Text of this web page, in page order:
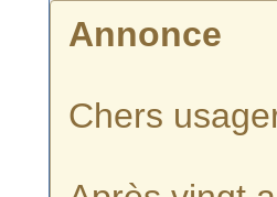
Annonce
Chers